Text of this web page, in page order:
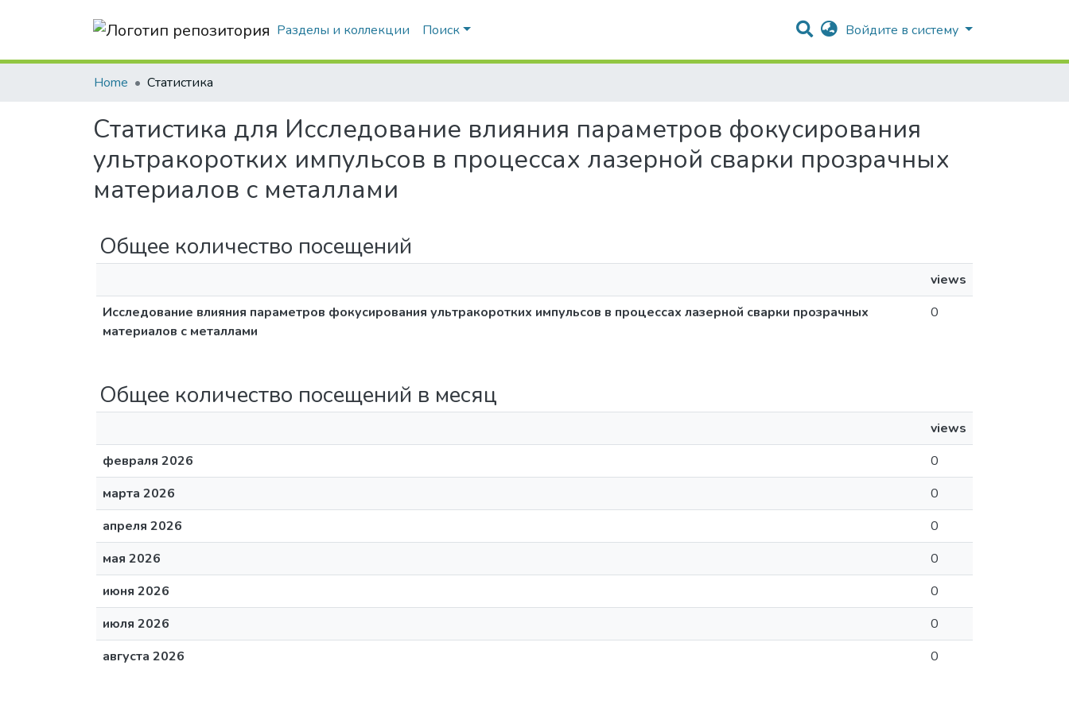
Разделы и коллекции Поиск Войдите в систему
Home Статистика
Статистика для Исследование влияния параметров фокусирования
ультракоротких импульсов в процессах лазерной сварки прозрачных
материалов с металлами
Общее количество посещений
views
Исследование влияния параметров фокусирования ультракоротких импульсов в процессах лазерной сварки прозрачных
материалов с металлами
0
Общее количество посещений в месяц
views
февраля 2026
0
марта 2026
0
апреля 2026
0
мая 2026
0
июня 2026
0
июля 2026
0
августа 2026
0